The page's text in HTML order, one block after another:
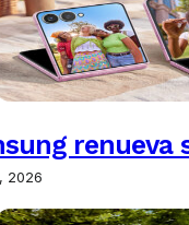
renueva
2026